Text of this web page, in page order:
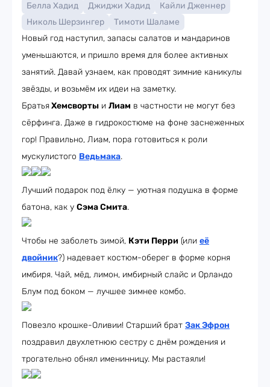
Белла Хадид
Джиджи Хадид
Кайли Дженнер
Николь Шерзингер
Тимоти Шаламе
Новый год наступил, запасы салатов и мандаринов
уменьшаются, и пришло время для более активных
занятий. Давай узнаем, как проводят зимние каникулы
звёзды, и возьмём их идеи на заметку.
БратьяХемсворты и Лиам в частности не могут без
сёрфинга. Даже в гидрокостюме на фоне заснеженных
гор! Правильно, Лиам, пора готовиться к роли
мускулистого Ведьмака.
Лучший подарок под ёлку — уютная подушка в форме
батона, как у Сэма Смита.
Чтобы не заболеть зимой, Кэти Перри (или её
двойник?) надевает костюм-оберег в форме корня
имбиря. Чай, мёд, лимон, имбирный слайс и Орландо
Блум под боком — лучшее зимнее комбо.
Повезло крошке-Оливии! Старший брат Зак Эфрон
поздравил двухлетнюю сестру с днём рождения и
трогательно обнял именинницу. Мы растаяли!